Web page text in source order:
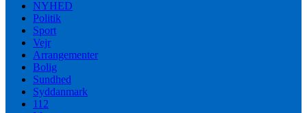
NYHED
Politik
Sport
Vejr
Arrangementer
Bolig
Sundhed
Syddanmark
112